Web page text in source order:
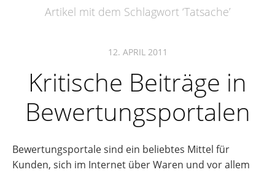
Artikel mit dem Schlagwort ‘Tatsache’
12. APRIL 2011
Kritische Beiträge in
Bewertungsportalen
Bewertungsportale sind ein beliebtes Mittel für
Kunden, sich im Internet über Waren und vor allem